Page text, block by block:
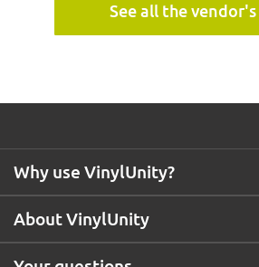
See all the vendor's
About VinylUnity
Why use VinylUnity?